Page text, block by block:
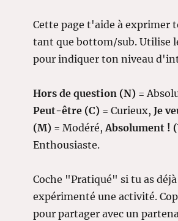
Cette page t'aide à exprimer
tant que bottom/sub. Utilise
pour indiquer ton niveau
Hors de question (N) =
Peut-être (C) = Curieux,Je
(M) = Modéré,Absolument !
Enthousiaste.
Coche "Pratiqué" si tu as déjà
expérimenté une activité.
pour partager avec un